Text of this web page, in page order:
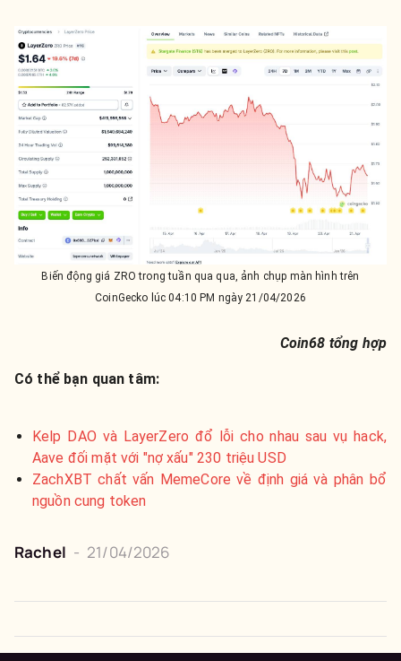
Biến động giá ZRO trong tuần qua qua, ảnh chụp màn hình trên
CoinGecko lúc 04:10 PM ngày 21/04/2026
Coin68 tổng hợp
Có thể bạn quan tâm:
Kelp DAO và LayerZero đổ lỗi cho nhau sau vụ hack,
Aave đối mặt với "nợ xấu" 230 triệu USD
ZachXBT chất vấn MemeCore về định giá và phân bổ
nguồn cung token
Rachel - 21/04/2026